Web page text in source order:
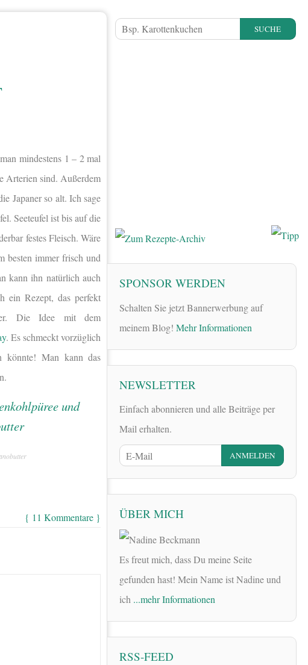
mindestens 1 – 2 mal
Arterien sind. Außerdem
Japaner so alt. Ich sage
Seeteufel ist bis auf die
festes Fleisch. Wäre
besten immer frisch und
kann ihn natürlich auch
ein Rezept, das perfekt
Die Idee mit dem
. Es schmeckt vorzüglich
könnte! Man kann das
{ 11 Kommentare }
SUCHE
SPONSOR WERDEN
Schalten Sie jetzt Bannerwerbung auf
meinem Blog! Mehr Informationen
NEWSLETTER
Einfach abonnieren und alle Beiträge per
Mail erhalten.
ÜBER MICH
Es freut mich, dass Du meine Seite
gefunden hast! Mein Name ist Nadine und
ich ...mehr Informationen
RSS-FEED